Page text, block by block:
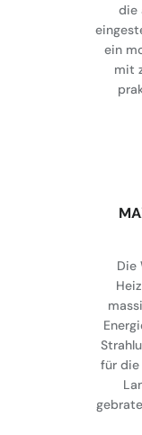
die
ein
mit
Die
für die